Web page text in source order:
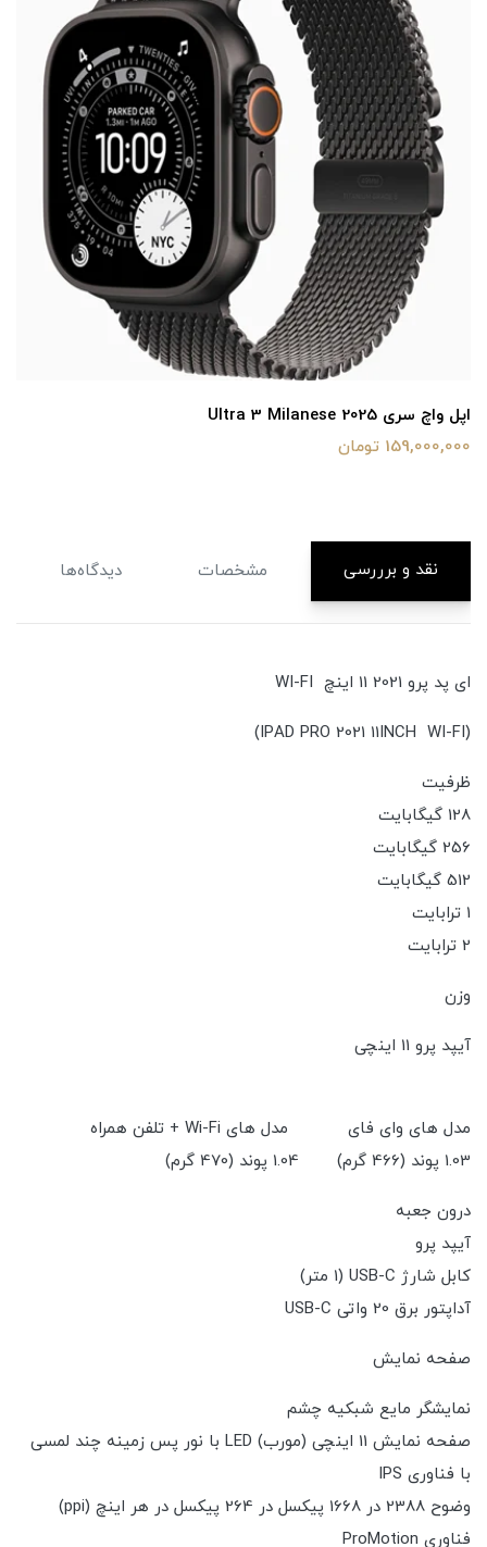
کابل اپل تایپ سی به تایپ سی
2,800,000 تومان
نقد و برررسی مشخصات دیدگاه‌ها
ای پد پرو 2021 11 اینچ WI-FI
(IPAD PRO 2021 11INCH WI-FI)
ظرفیت
128 گیگابایت
256 گیگابایت
512 گیگابایت
1 ترابایت
2 ترابایت
وزن
آیپد پرو 11 اینچی
مدل های وای فای مدل های Wi-Fi + تلفن همراه
1.03 پوند (466 گرم) 1.04 پوند (470 گرم)
درون جعبه
آیپد پرو
کابل شارژ USB-C (1 متر)
آداپتور برق 20 واتی USB-C
صفحه نمایش
نمایشگر مایع شبکیه چشم
صفحه نمایش 11 اینچی (مورب) LED با نور پس زمینه چند لمسی
با فناوری IPS
وضوح 2388 در 1668 پیکسل در 264 پیکسل در هر اینچ (ppi)
فناوری ProMotion